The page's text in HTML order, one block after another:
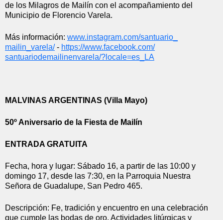
de los Milagros de Mailín con el acompañamiento del
Municipio de Florencio Varela.
Más información: www.instagram.com/santuario_
mailin_varela/ - https://www.facebook.com/
santuariodemailinenvarela/? locale=es_LA
MALVINAS ARGENTINAS (Villa Mayo)
50º Aniversario de la Fiesta de Mailín
ENTRADA GRATUITA
Fecha, hora y lugar: Sábado 16, a partir de las 10:00 y
domingo 17, desde las 7:30, en la Parroquia Nuestra
Señora de Guadalupe, San Pedro 465.
Descripción: Fe, tradición y encuentro en una celebración
que cumple las bodas de oro. Actividades litúrgicas y